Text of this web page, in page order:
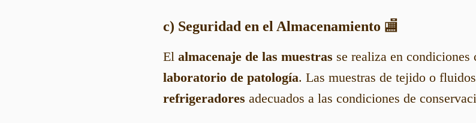
c) Seguridad en el Almacenamiento 🏬
El almacenaje de las muestras se realiza en condiciones
laboratorio de patología. Las muestras de tejido o
refrigeradores adecuados a las condiciones de